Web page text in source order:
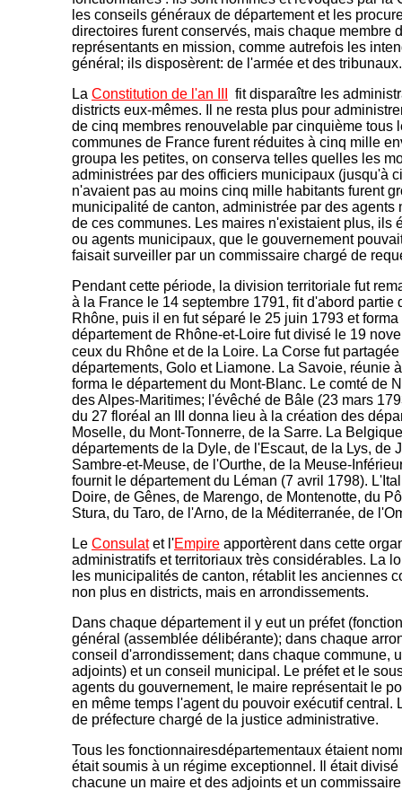
les conseils généraux de département et les
directoires furent conservés, mais chaque membre
représentants en mission, comme autrefois les
général; ils disposèrent: de l'armée et des
La Constitution de l'an III
fit disparaître les
districts eux-mêmes. Il ne resta plus pour
de cinq membres renouvelable par cinquième tous
communes de France furent réduites à cinq mille
groupa les petites, on conserva telles quelles les
administrées par des officiers municipaux (jusqu'à
n'avaient pas au moins cinq mille habitants furent
municipalité de canton, administrée par des
de ces communes. Les maires n'existaient plus, ils
ou agents municipaux, que le gouvernement
faisait surveiller par un commissaire chargé de
Pendant cette période, la division territoriale fut
à la France le 14 septembre 1791, fit d'abord partie
Rhône, puis il en fut séparé le 25 juin 1793 et
département de Rhône-et-Loire fut divisé le 19
ceux du Rhône et de la Loire. La Corse fut
départements, Golo et Liamone. La Savoie, réunie
forma le département du Mont-Blanc. Le comté de
des Alpes-Maritimes; l'évêché de Bâle (23 mars
du 27 floréal an III donna lieu à la création des
Moselle, du Mont-Tonnerre, de la Sarre. La
départements de la Dyle, de l'Escaut, de la Lys, de
Sambre-et-Meuse, de l'Ourthe, de la Meuse-
fournit le département du Léman (7 avril 1798).
Doire, de Gênes, de Marengo, de Montenotte, du
Stura, du Taro, de l'Arno, de la Méditerranée, de
Le Consulatet l'Empire apportèrent dans cette
administratifs et territoriaux très considérables. La
les municipalités de canton, rétablit les anciennes
non plus en districts, mais en arrondissements.
Dans chaque département il y eut un préfet
général (assemblée délibérante); dans chaque
conseil d'arrondissement; dans chaque commune,
adjoints) et un conseil municipal. Le préfet et le
agents du gouvernement, le maire représentait le
en même temps l'agent du pouvoir exécutif central.
de préfecture chargé de la justice administrative.
Tous les fonctionnairesdépartementaux étaient
était soumis à un régime exceptionnel. Il était
chacune un maire et des adjoints et un